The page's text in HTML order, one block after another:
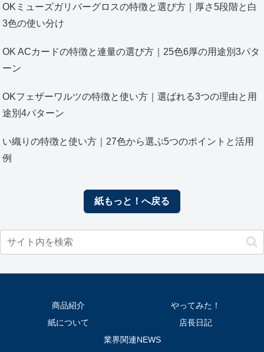
OKミューズガリバーグロスの特徴と選び方｜厚さ5段階と白
3色の使い分け
OK ACカードの特徴と連量の選び方｜25色6厚の用途別3パタ
ーン
OKフェザーワルツの特徴と使い方｜選ばれる3つの理由と用
途別4パターン
い織りの特徴と使い方｜27色から選ぶ5つのポイントと活用
例
紙もっと！へ戻る
商品紹介
やってみた！
紙について
店長日記
業界関連NEWS